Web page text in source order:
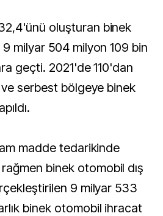
oluşturan binek
9 milyar 504 milyon 109 bin
geçti. 2021'de 110'dan
serbest bölgeye binek
madde tedarikinde
binek otomobil dış
9 milyar 533
binek otomobil ihracat